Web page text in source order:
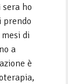
ho
prendo
di
a
è